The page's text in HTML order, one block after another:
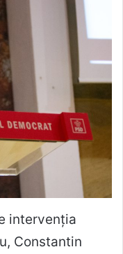
intervenția
Constantin